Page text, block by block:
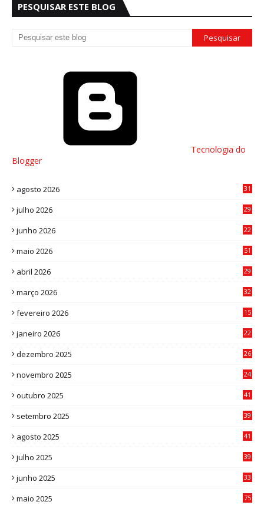
PESQUISAR ESTE BLOG
Tecnologia do
Blogger
agosto 2026 31
julho 2026
29
junho 2026
22
maio 2026
51
abril 2026
29
março 2026
32
fevereiro 2026
15
janeiro 2026
22
dezembro 2025
26
novembro 2025
24
outubro 2025
41
setembro 2025
39
agosto 2025
41
julho 2025
39
junho 2025
33
maio 2025 75